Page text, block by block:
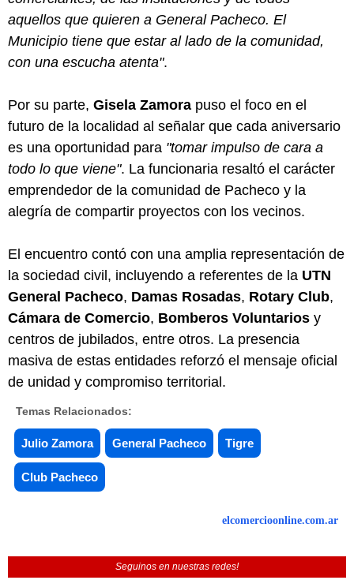
aquellos que quieren a General Pacheco. El
Municipio tiene que estar al lado de la comunidad,
con una escucha atenta".
Por su parte, Gisela Zamora puso el foco en el
futuro de la localidad al señalar que cada aniversario
es una oportunidad para "tomar impulso de cara a
todo lo que viene". La funcionaria resaltó el carácter
emprendedor de la comunidad de Pacheco y la
alegría de compartir proyectos con los vecinos.
El encuentro contó con una amplia representación de
la sociedad civil, incluyendo a referentes de la UTN
General Pacheco, Damas Rosadas, Rotary Club,
Cámara de Comercio, Bomberos Voluntarios y
centros de jubilados, entre otros. La presencia
masiva de estas entidades reforzó el mensaje oficial
de unidad y compromiso territorial.
Temas Relacionados:
Julio Zamora General Pacheco Tigre
Club Pacheco
elcomercioonline.com.ar
Seguinos en nuestras redes!